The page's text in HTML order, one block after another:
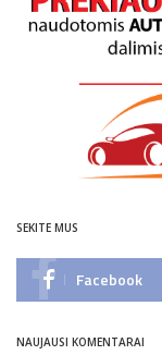
SEKITE MUS
Facebook
NAUJAUSI KOMENTARAI